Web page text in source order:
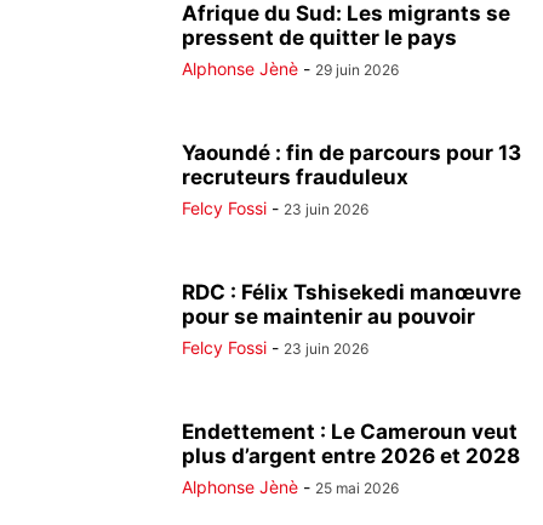
Afrique du Sud: Les migrants se
pressent de quitter le pays
Alphonse Jènè - 29 juin 2026
Yaoundé : fin de parcours pour 13
recruteurs frauduleux
Felcy Fossi - 23 juin 2026
RDC : Félix Tshisekedi manœuvre
pour se maintenir au pouvoir
Felcy Fossi - 23 juin 2026
Endettement : Le Cameroun veut
plus d’argent entre 2026 et 2028
Alphonse Jènè - 25 mai 2026